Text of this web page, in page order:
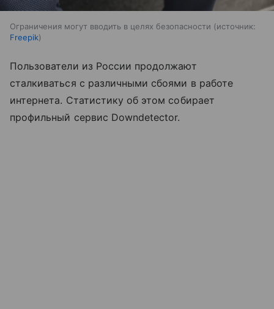
Ограничения могут вводить в целях безопасности
источник:
Freepik
Пользователи из России продолжают
сталкиваться с различными сбоями в работе
интернета. Статистику об этом собирает
профильный сервис Downdetector.